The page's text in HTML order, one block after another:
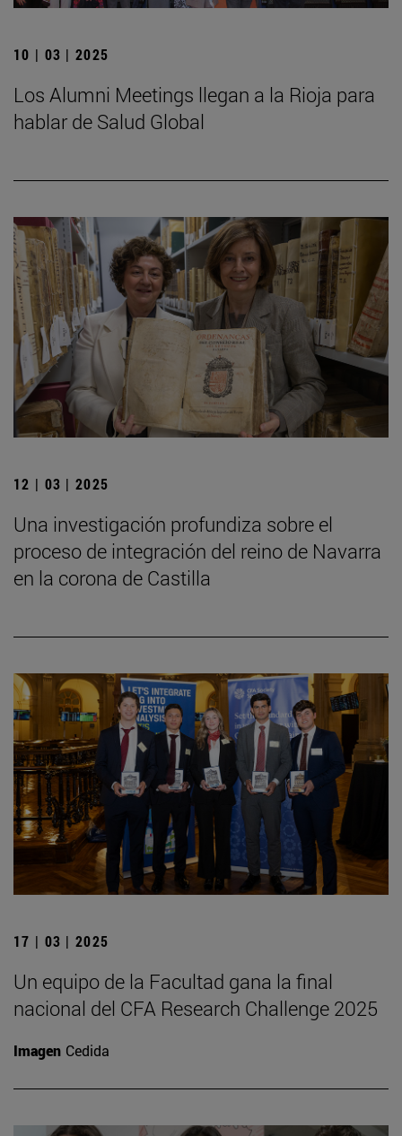
10 | 03 | 2025
Los Alumni Meetings llegan a la Rioja para
hablar de Salud Global
12 | 03 | 2025
Una investigación profundiza sobre el
proceso de integración del reino de Navarra
en la corona de Castilla
17 | 03 | 2025
Un equipo de la Facultad gana la final
nacional del CFA Research Challenge 2025
Imagen Cedida